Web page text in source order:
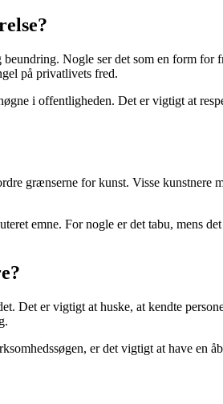
Nogle ser det som en form
på privatlivets fred.
i offentligheden. Det er vigtigt at
grænserne for kunst. Visse
emne. For nogle er det tabu, mens
Det er vigtigt at huske, at kendte
er det vigtigt at have en